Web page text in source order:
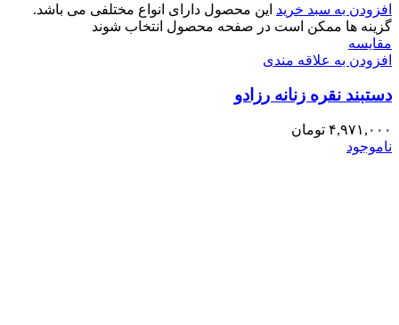
افزودن به سبد خرید این محصول دارای انواع مختلفی می باشد.
گزینه ها ممکن است در صفحه محصول انتخاب شوند
مقایسه
افزودن به علاقه مندی
دستبند نقره زنانه رزادو
۴,۹۷۱,۰۰۰ تومان
ناموجود